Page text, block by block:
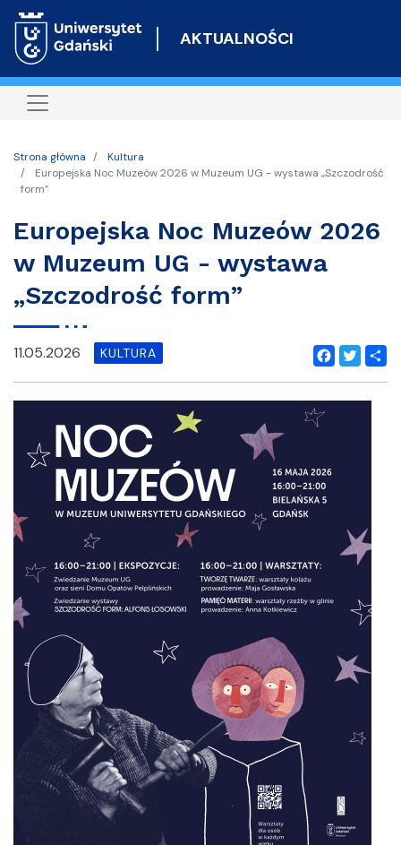
do
AKTUALNOŚCI
Strona główna
Kultura
Europejska Noc Muzeów 2026 w Muzeum UG - wystawa „Szczodrość
form”
Europejska Noc Muzeów 2026
w Muzeum UG - wystawa
„Szczodrość form”
Facebook
Twitter
11.05.2026 KULTURA